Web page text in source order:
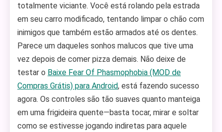
totalmente viciante. Você está rolando pela estrada
em seu carro modificado, tentando limpar o chão com
inimigos que também estão armados até os dentes.
Parece um daqueles sonhos malucos que tive uma
vez depois de comer pizza demais. Não deixe de
testar o Baixe Fear Of Phasmophobia (MOD de
Compras Grátis) para Android, está fazendo sucesso
agora. Os controles são tão suaves quanto manteiga
em uma frigideira quente—basta tocar, mirar e soltar
como se estivesse jogando indiretas para aquele